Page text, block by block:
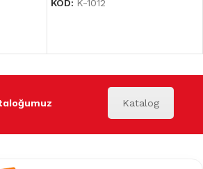
KOD: K-1012
Katalog